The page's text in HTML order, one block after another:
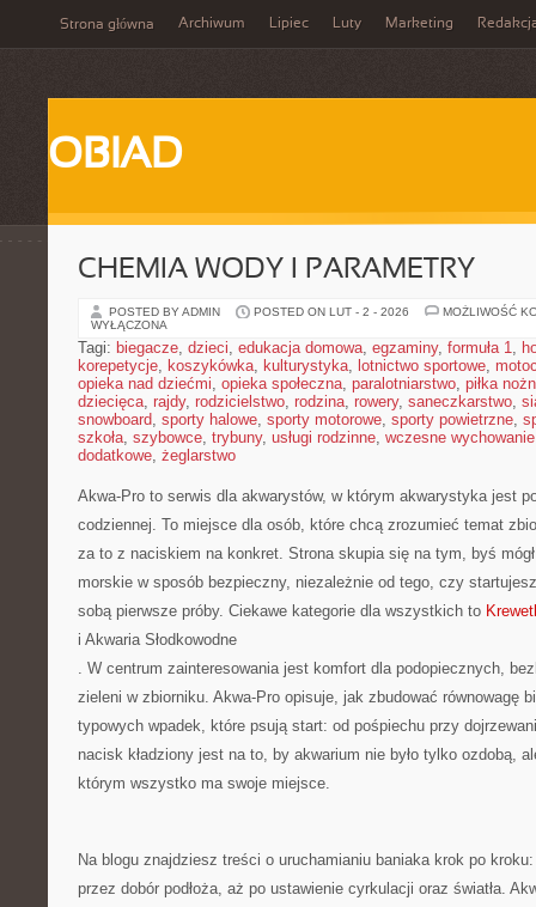
Strona główna Archiwum Lipiec Luty Marketing
OBIAD
CHEMIA WODY I PARAMETRY
POSTED BY ADMIN POSTED ON LUT - 2 - 2026
MOŻLIWOŚĆ
WYŁĄCZONA
Tagi: biegacze, dzieci, edukacja domowa, egzaminy, formuła 1,
korepetycje, koszykówka, kulturystyka, lotnictwo sportowe,
opieka nad dziećmi, opieka społeczna, paralotniarstwo, piłka
dziecięca, rajdy, rodzicielstwo, rodzina, rowery, saneczkarstwo,
snowboard, sporty halowe, sporty motorowe, sporty powietrzne,
szkoła, szybowce, trybuny, usługi rodzinne, wczesne wychowanie
dodatkowe, żeglarstwo
Akwa-Pro to serwis dla akwarystów, w którym akwarystyka jest
codziennej. To miejsce dla osób, które chcą zrozumieć temat
za to z naciskiem na konkret. Strona skupia się na tym, byś
morskie w sposób bezpieczny, niezależnie od tego, czy
sobą pierwsze próby. Ciekawe kategorie dla wszystkich to
i Akwaria Słodkowodne
. W centrum zainteresowania jest komfort dla podopiecznych,
zieleni w zbiorniku. Akwa-Pro opisuje, jak zbudować równowagę
typowych wpadek, które psują start: od pośpiechu przy
nacisk kładziony jest na to, by akwarium nie było tylko ozdobą,
którym wszystko ma swoje miejsce.
Na blogu znajdziesz treści o uruchamianiu baniaka krok po
przez dobór podłoża, aż po ustawienie cyrkulacji oraz światła.